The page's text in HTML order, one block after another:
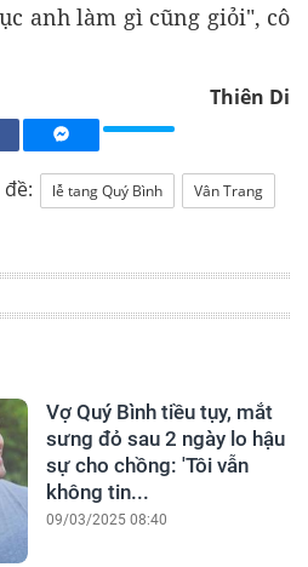
anh làm gì cũng giỏi", cô
Thiên Di
lễ tang Quý Bình
Vân Trang
Vợ Quý Bình tiều tụy, mắt
sưng đỏ sau 2 ngày lo hậu
sự cho chồng: 'Tôi vẫn
không tin...
09/03/2025 08:40